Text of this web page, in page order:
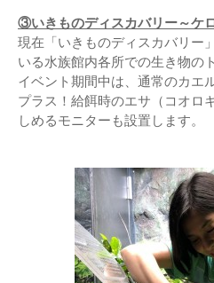
③いきものディスカバリー～ケ
現在「いきものディスカバリー
いる水族館内各所での生き物の
イベント期間中は、通常のカエ
プラス！給餌時のエサ（コオロ
しめるモニターも設置します。